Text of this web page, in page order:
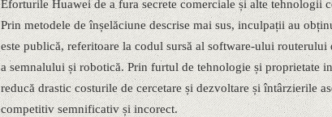
Eforturile Huawei de a fura secrete comerciale și alte tehnologii
Prin metodele de înșelăciune descrise mai sus, inculpații au
este publică, referitoare la codul sursă al software-ului
a semnalului și robotică. Prin furtul de tehnologie și proprietate
reducă drastic costurile de cercetare și dezvoltare și întârzierile
competitiv semnificativ și incorect.